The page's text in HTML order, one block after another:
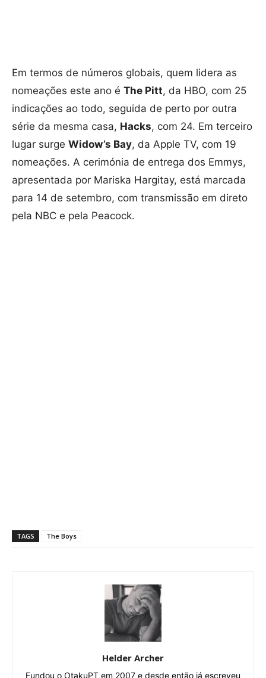
Em termos de números globais, quem lidera as
nomeações este ano é The Pitt, da HBO, com 25
indicações ao todo, seguida de perto por outra
série da mesma casa, Hacks, com 24. Em terceiro
lugar surge Widow’s Bay, da Apple TV, com 19
nomeações. A cerimónia de entrega dos Emmys,
apresentada por Mariska Hargitay, está marcada
para 14 de setembro, com transmissão em direto
pela NBC e pela Peacock.
TAGS The Boys
Helder Archer
Fundou o OtakuPT em 2007 e desde então já escreveu